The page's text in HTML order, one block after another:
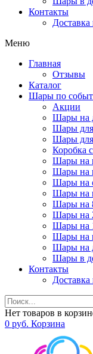
Контакты
Доставка
Меню
Главная
Отзывы
Каталог
Шары по
Акции
Шары на
Шары
Шары
Коробка
Шары на
Шары на
Шары на
Шары на
Шары на
Шары на
Шары на
Шары на
Шары на
Шары в
Контакты
Доставка
Нет товаров в
0 руб. Корзина